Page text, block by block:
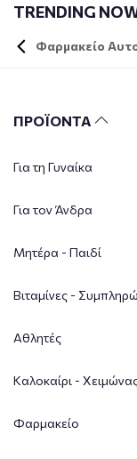
TRENDING
Φαρμακείο
ΠΡΟΪΟΝΤΑ
Για τη Γυναίκα
Για τον Άνδρα
Μητέρα - Παιδί
Βιταμίνες -
Αθλητές
Καλοκαίρι -
Φαρμακείο